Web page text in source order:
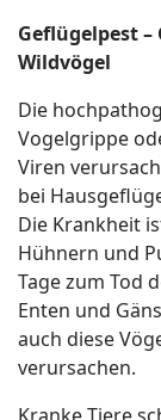
Geflügelpest
Wildvögel
Die
Vogelgrippe
Viren
bei
Die Krankheit
Hühnern und
Tage zum Tod
Enten und
auch diese
verursachen.